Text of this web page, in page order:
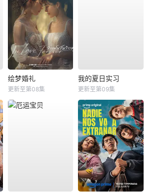
绘梦婚礼
更新至第08集
我的夏日实习
更新至第09集